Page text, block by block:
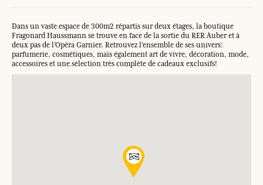
Dans un vaste espace de 300m2 répartis sur deux étages, la boutique
Fragonard Haussmann se trouve en face de la sortie du RER Auber et à
deux pas de l’Opéra Garnier. Retrouvez l’ensemble de ses univers:
parfumerie, cosmétiques, mais également art de vivre, décoration, mode,
accessoires et une sélection très complète de cadeaux exclusifs!